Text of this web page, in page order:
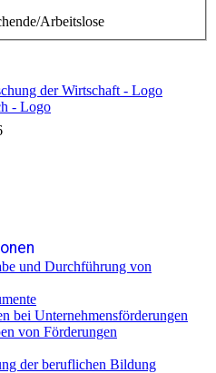
Arbeitslose
und Durchführung von
bei Unternehmensförderungen
von Förderungen
der beruflichen Bildung